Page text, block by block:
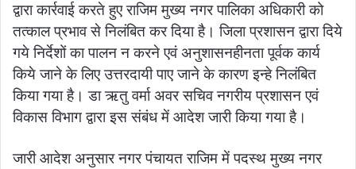
द्वारा कार्रवाई करते हुए राजिम मुख्य नगर पालिका अधिकारी को
तत्काल प्रभाव से निलंबित कर दिया है। जिला प्रशासन द्वारा दिये
गये निर्देशों का पालन न करने एवं अनुशासनहीनता पूर्वक कार्य
किये जाने के लिए उत्तरदायी पाए जाने के कारण इन्हे निलंबित
किया गया है। डा ऋतु वर्मा अवर सचिव नगरीय प्रशासन एवं
विकास विभाग द्वारा इस संबंध में आदेश जारी किया गया है।
जारी आदेश अनुसार नगर पंचायत राजिम में पदस्थ मुख्य नगर